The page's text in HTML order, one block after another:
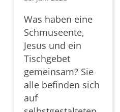
Was haben eine
Schmuseente,
Jesus und ein
Tischgebet
gemeinsam? Sie
alle befinden sich
auf